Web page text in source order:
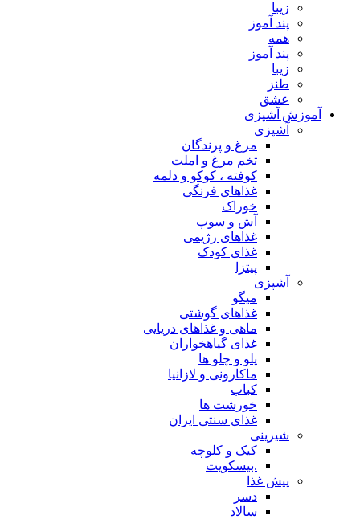
زیبا
پند آموز
همه
پند آموز
زیبا
طنز
عشق
آموزش آشپزی
آشپزی
مرغ و پرندگان
تخم مرغ و املت
کوفته ، کوکو و دلمه
غذاهای فرنگی
خوراک
آش و سوپ
غذاهای رژیمی
غذای کودک
پیتزا
آشپزی
میگو
غذاهای گوشتی
ماهی و غذاهای دریایی
غذای گیاهخواران
پلو و چلو ها
ماکارونی و لازانیا
کباب
خورشت ها
غذای سنتی ایران
شیرینی
کیک و کلوچه
.بیسکویت
پیش غذا
دسر
سالاد